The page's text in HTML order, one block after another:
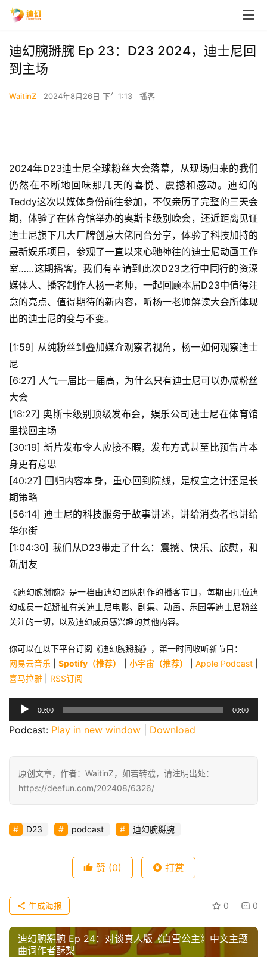
首
微
博
注册
迪幻腕掰腕 Ep 23：D23 2024，迪士尼回
到主场
WaitinZ 2024年8月26日 下午1:13 播客
2024年D23迪士尼全球粉丝大会落幕，从现场归来的我们
仍然在不断地回味那几天的喜悦、震撼和感动。迪幻的
Teddy这次以媒体身份前往参加，不仅亲历了完整的三天会
期，体验了在体育馆举办的奥斯卡级别晚会，还近距离见证
迪士尼旗下几大厂牌创意大佬同台分享，体验了科技加持的
最新娱乐项目，参观了一直以来心驰神往的迪士尼动画工作
室……这期播客，我们有幸请到此次D23之行中同行的资深
媒体人、播客制作人杨一老师，一起回顾本届D23中值得注
意的亮点、值得期待的新内容，听杨一老师解读大会所体现
出的迪士尼的变与不变。
[1:59] 从纯粉丝到叠加媒介观察者视角，杨一如何观察迪士
尼
[6:27] 人气一届比一届高，为什么只有迪士尼可以办成粉丝
大会
[18:27] 奥斯卡级别顶级发布会，娱乐公司迪士尼在体育馆
里找回主场
[30:19] 新片发布令人应接不暇，发布方式甚至比预告片本
身更有意思
[40:27] 回归内容本身，重心回到院线，是权宜之计还是长
期策略
[56:14] 迪士尼的科技服务于故事讲述，讲给消费者也讲给
华尔街
[1:04:30] 我们从D23带走了什么：震撼、快乐、欣慰，和
新朋友
《迪幻腕掰腕》是一档由迪幻团队制作的播客节目，每期由几位迪
幻成员一起掰扯有关迪士尼电影、剧集、动画、乐园等迪士尼粉丝
关注的一切，以及迪幻成员感兴趣的其他内容。
你可以在以下平台订阅《迪幻腕掰腕》，第一时间收听新节目：
网易云音乐 | Spotify（推荐） 小宇宙（推荐） Apple Podcast
喜马拉雅
RSS订阅
频
放
00:00 00:00
Podcast: Play in new window Download
原创文章，作者：WaitinZ，如若转载，请注明出处：
https://deefun.com/202408/6326/
D23 podcast 迪幻腕掰腕
赞 (0) 打赏
0 0
生成海报
迪幻腕掰腕 Ep 24：对谈真人版《白雪公主》中文主题
曲词作者酥梨